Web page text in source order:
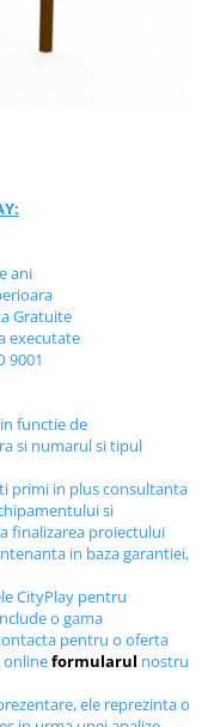
ani
Gratuite
executate
9001
functie de
si numarul si tipul
primi in plus consultanta
si
finalizarea proiectului
in baza garantiei,
CityPlay pentru
o gama
pentru o oferta
onlineformularul nostru
ele reprezinta o